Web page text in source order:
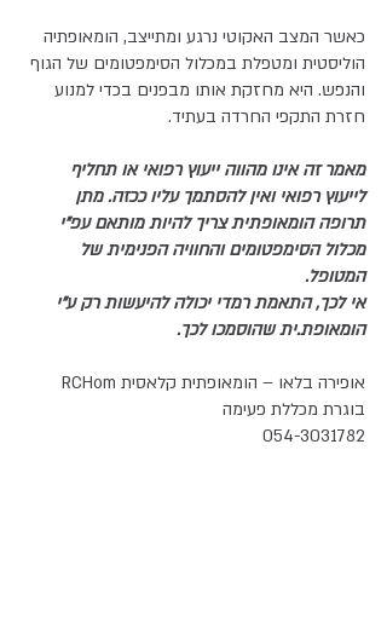
כאשר המצב האקוטי נרגע ומתייצב, הומאופתיה
הוליסטית ומטפלת במכלול הסימפטומים של הגוף
והנפש. היא מחזקת אותו מבפנים בכדי למנוע
חזרת התקפי החרדה בעתיד.
מאמר זה אינו מהווה ייעוץ רפואי או תחליף
לייעוץ רפואי ואין להסתמך עליו ככזה. מתן
תרופה הומאופתית צריך להיות מותאם עפ"י
מכלול הסימפטומים והחוויה הפנימית של
המטופל.
אי לכך, התאמת רמדי יכולה להיעשות רק ע"י
הומאופת.ית שהוסמכו לכך.
בוגרת מכללת פעימה
054-3031782